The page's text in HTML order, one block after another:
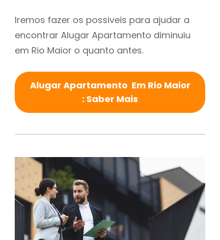
Iremos fazer os possiveis para ajudar a
encontrar Alugar Apartamento diminuiu
em Rio Maior o quanto antes.
Alugar Apartamento Em Rio Maior
: Saber Mais